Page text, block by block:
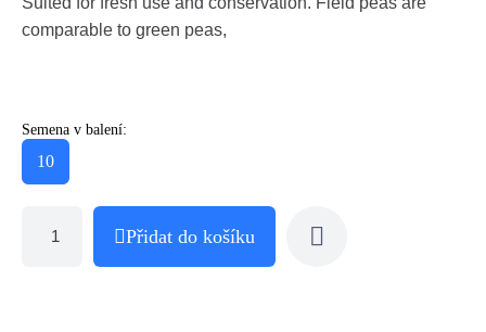
comparable to green peas,
Semena v balení:
10
Přidat do košíku